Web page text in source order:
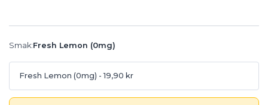
Smak:Fresh Lemon (0mg)
Fresh Lemon (0mg) - 19,90 kr